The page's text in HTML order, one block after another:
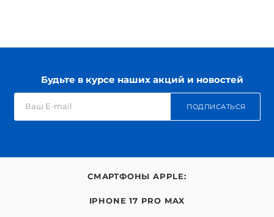
Будьте в курсе наших акций и новостей
ПОДПИСАТЬСЯ
СМАРТФОНЫ APPLE:
IPHONE 17 PRO MAX